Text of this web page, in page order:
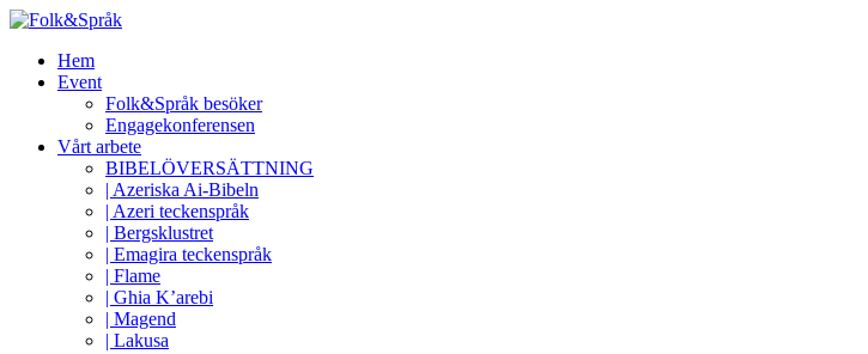
Hem
Event
Folk&Språk besöker
Engagekonferensen
Vårt arbete
BIBELÖVERSÄTTNING
| Azeriska Ai-Bibeln
| Azeri teckenspråk
| Bergsklustret
| Emagira teckenspråk
| Flame
| Ghia K’arebi
| Magend
| Lakusa